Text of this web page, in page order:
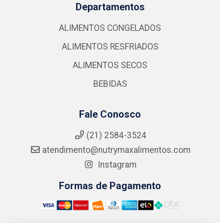
Departamentos
ALIMENTOS CONGELADOS
ALIMENTOS RESFRIADOS
ALIMENTOS SECOS
BEBIDAS
Fale Conosco
(21) 2584-3524
atendimento@nutrymaxalimentos.com
Instagram
Formas de Pagamento